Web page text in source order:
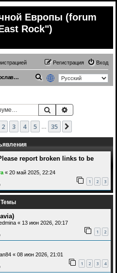
Европы (forum
Rock")
Вход
Регистрация
Југославија (mp3)
с
Поиск
из 35
2 3 4 5 35
report broken links to be
« 20 май 2025, 22:24
1 2 3
Темы
« 13 июн 2026, 20:17
1 2
« 08 июн 2026, 21:01
1 2 3 4